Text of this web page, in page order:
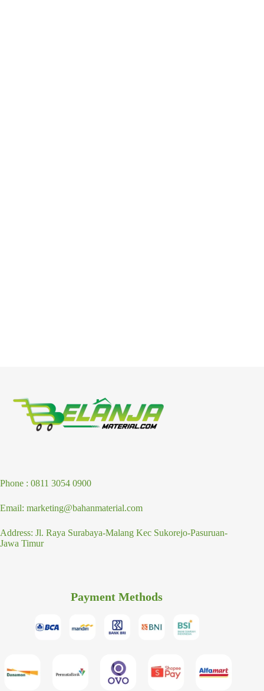
Phone : 0811 3054 0900
Email: marketing@bahanmaterial.com
Address: Jl. Raya Surabaya-Malang Kec Sukorejo-Pasuruan-
Jawa Timur
Payment Methods